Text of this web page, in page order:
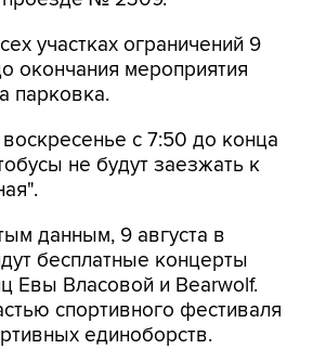
участках ограничений 9
окончания мероприятия
парковка.
с 7:50 до конца
не будут заезжать к
данным, 9 августа в
бесплатные концерты
Евы Власовой и Bearwolf.
спортивного фестиваля
единоборств.